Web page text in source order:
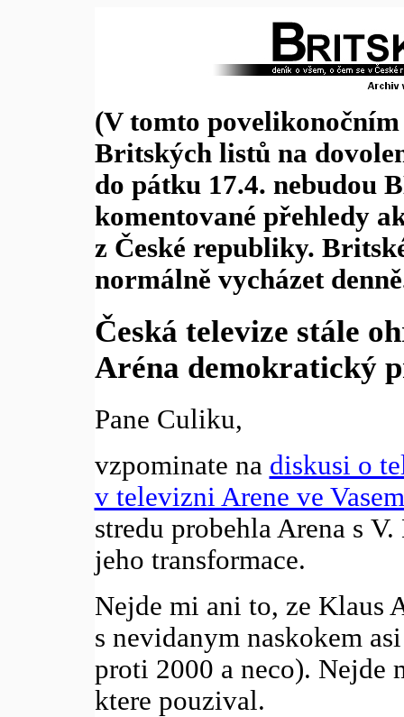
(V tomto
Britských listů na
do pátku 17.4. nebudou
komentované přehledy
z České republiky.
normálně vycházet
Česká televize stále
Aréna demokratický
Pane Culiku,
vzpominate na diskusi o
v televizni Arene ve
stredu probehla Arena s
jeho transformace.
Nejde mi ani to, ze Klaus
s nevidanym naskokem
proti 2000 a neco). Nejde
ktere pouzival.